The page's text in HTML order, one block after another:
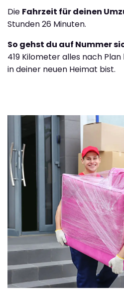
Die Fahrzeit für deinen
Stunden 26 Minuten.
So gehst du auf Nummer
419 Kilometer alles nach
in deiner neuen Heimat bist.